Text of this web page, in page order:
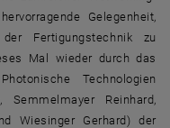
Gelegenheit,
Fertigungstechnik zu
Mal wieder durch das
Technologien
Reinhard,
Wiesinger Gerhard) der